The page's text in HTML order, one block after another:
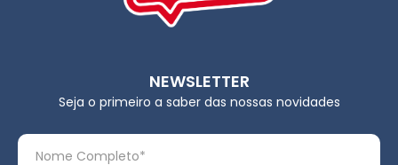
NEWSLETTER
Seja o primeiro a saber das nossas novidades